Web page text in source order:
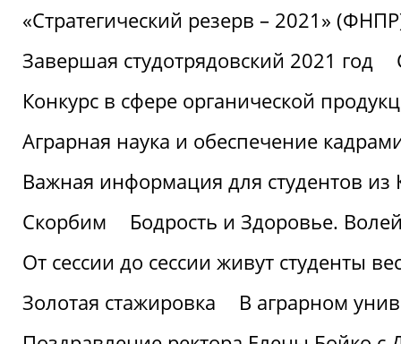
«Стратегический резерв – 2021»
Завершая студотрядовский 2021 год
Конкурс в сфере органической
Аграрная наука и обеспечение
Важная информация для студентов из
Скорбим
Бодрость и Здоровье.
От сессии до сессии живут студенты
Золотая стажировка
В аграрном